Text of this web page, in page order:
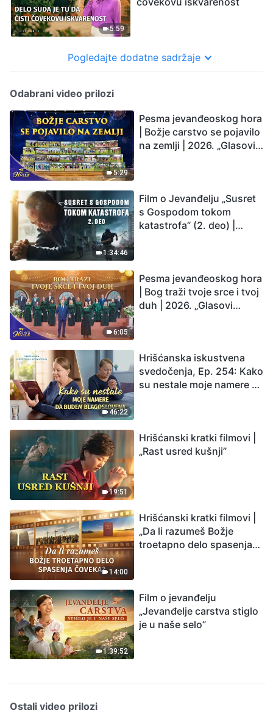
5:59
Pogledajte dodatne sadržaje
Odabrani video prilozi
5:29
Pesma jevanđeoskog hora
| Božje carstvo se pojavilo
na zemlji | 2026. „Glasovi
1:34:46
Film o Jevanđelju „Susret
s Gospodom tokom
katastrofa” (2. deo) |
Čovečanstvo ulazi u
odbrojavanje. Da li ste
pronašli način da
6:05
Pesma jevanđeoskog hora
| Bog traži tvoje srce i tvoj
duh | 2026. „Glasovi
46:22
Hrišćanska iskustvena
svedočenja, Ep. 254: Kako
su nestale moje namere da
19:51
Hrišćanski kratki filmovi |
„Rast usred kušnji”
14:00
Hrišćanski kratki filmovi |
„Da li razumeš Božje
troetapno delo spasenja
1:39:52
Film o jevanđelju
„Jevanđelje carstva stiglo
je u naše selo”
Ostali video prilozi